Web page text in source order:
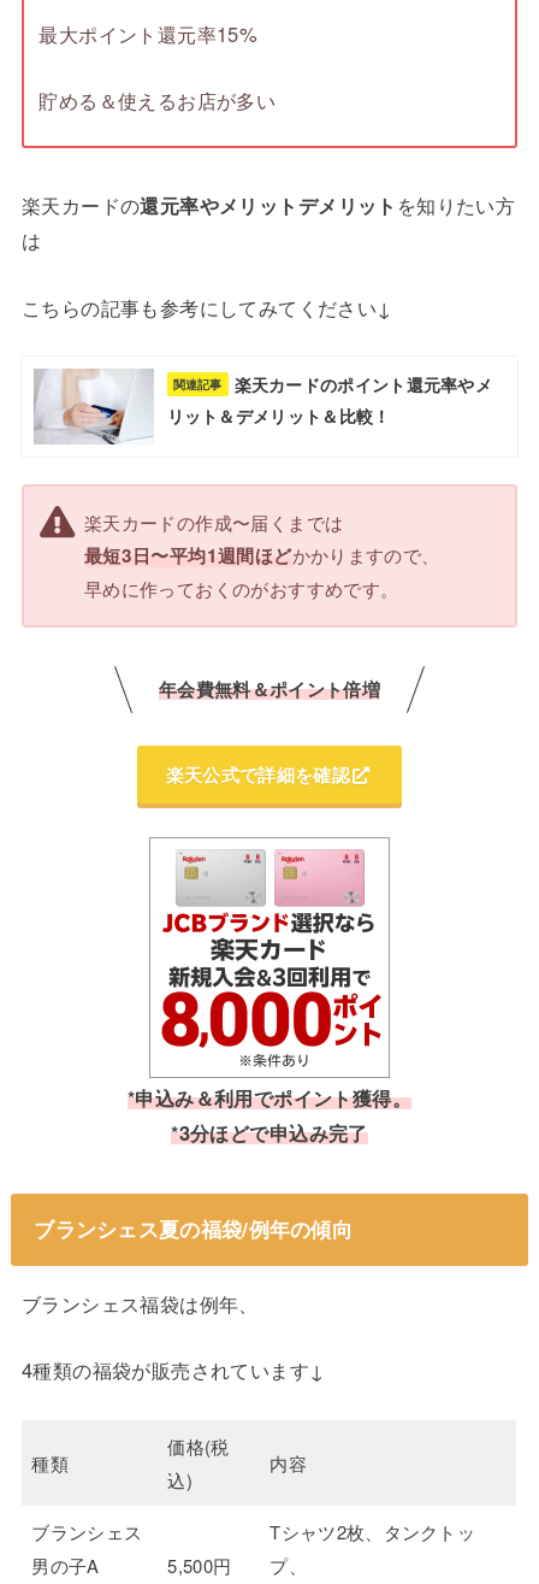
最大ポイント還元率15%
貯める＆使えるお店が多い
楽天カードの還元率やメリットデメリット を知りたい方
は
こちらの記事も参考にしてみてください↓
関連記事
楽天カードのポイント還元率やメ
リット＆デメリット＆比較！
楽天カードの作成〜届くまでは
最短3日〜平均1週間ほどかかりますので、
早めに作っておくのがおすすめです。
年会費無料＆ポイント倍増
楽天公式で詳細を確認
*申込み＆利用でポイント獲得。
*3分ほどで申込み完了
ブランシェス夏の福袋/例年の傾向
ブランシェス福袋は例年、
4種類の福袋が販売されています↓
種類
価格(税
込)
内容
ブランシェス
男の子A
5,500円
Tシャツ2枚、タンクトッ
プ、